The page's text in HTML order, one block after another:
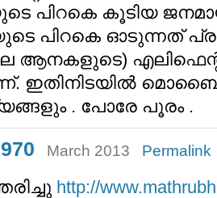
പിറകെ കൂടിയ
പിറകെ ഓടുന്നത്
ആനകളുടെ)
ഇതിനിടയില്‍
. പോരേ പൂരം .
March 2013 Permalink
http://